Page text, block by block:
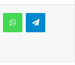
WhatsApp